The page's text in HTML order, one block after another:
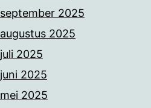
september 2025
augustus 2025
juli 2025
juni 2025
mei 2025